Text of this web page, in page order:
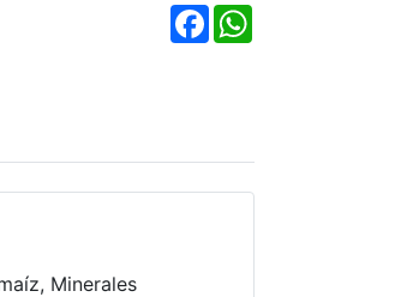
Facebook
Minerales